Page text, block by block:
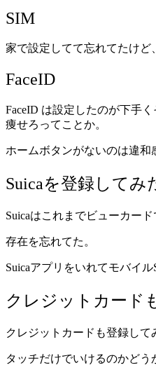
SIM
家で設定してて忘れてたけど
FaceID
FaceID は設定したのが下手
痩せろってことか。
ホームボタンがないのは違和
Suicaを登録してみ
Suicaはこれまでビューカー
存在を忘れてた。
Suicaアプリをいれてモバイ
クレジットカード
クレジットカードも登録して
タッチだけでいけるのかどう